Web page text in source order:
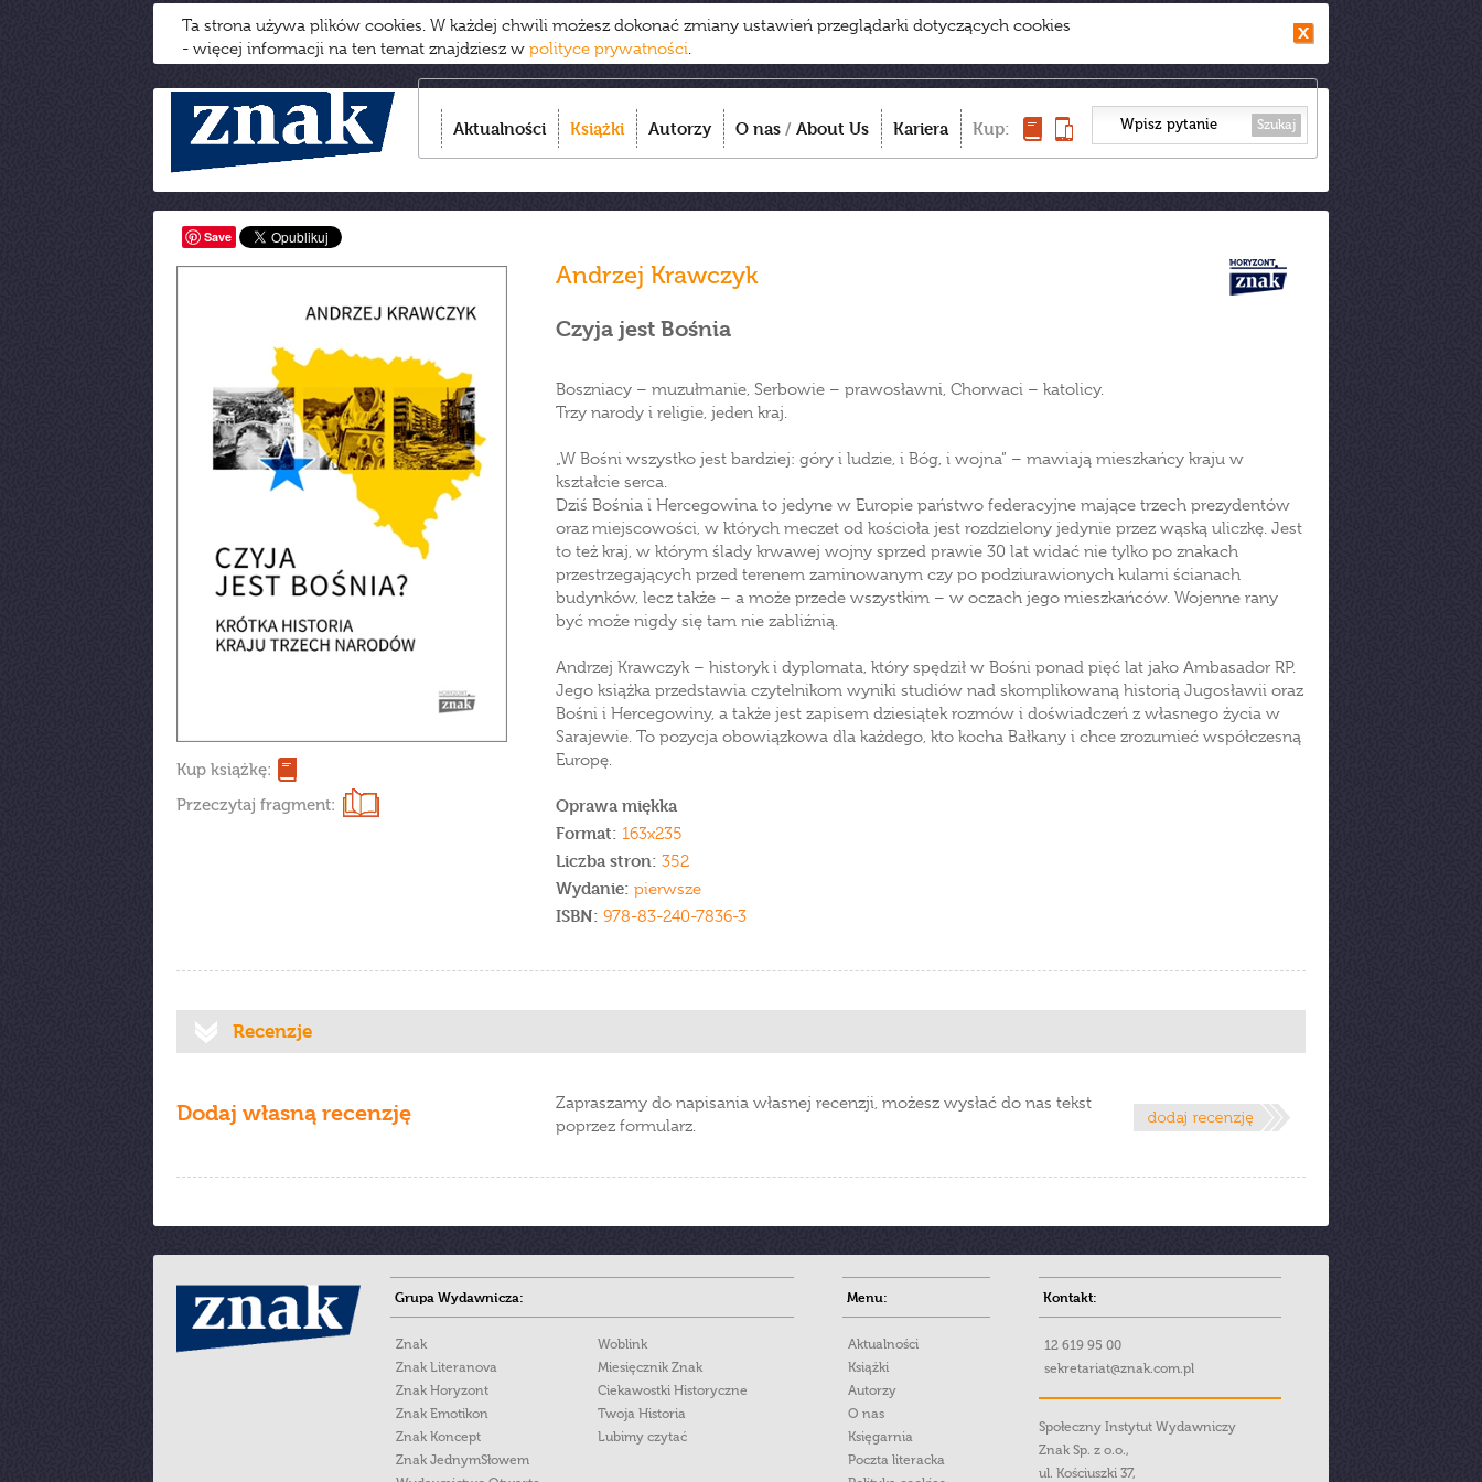
Ta strona używa plików cookies. W każdej chwili możesz dokonać zmiany ustawień przeglądarki dotyczących cookies
- więcej informacji na ten temat znajdziesz w polityce prywatności.
Aktualności Książki Autorzy O nas / About Us Kariera Kup: Szukaj
Save
Kup książkę:
Przeczytaj fragment:
Andrzej Krawczyk
Czyja jest Bośnia
Boszniacy – muzułmanie, Serbowie – prawosławni, Chorwaci – katolicy.
Trzy narody i religie, jeden kraj.
„W Bośni wszystko jest bardziej: góry i ludzie, i Bóg, i wojna” – mawiają mieszkańcy kraju w
kształcie serca.
Dziś Bośnia i Hercegowina to jedyne w Europie państwo federacyjne mające trzech prezydentów
oraz miejscowości, w których meczet od kościoła jest rozdzielony jedynie przez wąską uliczkę. Jest
to też kraj, w którym ślady krwawej wojny sprzed prawie 30 lat widać nie tylko po znakach
przestrzegających przed terenem zaminowanym czy po podziurawionych kulami ścianach
budynków, lecz także – a może przede wszystkim – w oczach jego mieszkańców. Wojenne rany
być może nigdy się tam nie zabliźnią.
Andrzej Krawczyk – historyk i dyplomata, który spędził w Bośni ponad pięć lat jako Ambasador RP.
Jego książka przedstawia czytelnikom wyniki studiów nad skomplikowaną historią Jugosławii oraz
Bośni i Hercegowiny, a także jest zapisem dziesiątek rozmów i doświadczeń z własnego życia w
Sarajewie. To pozycja obowiązkowa dla każdego, kto kocha Bałkany i chce zrozumieć współczesną
Europę.
Oprawa miękka
Format: 163x235
Liczba stron: 352
Wydanie: pierwsze
ISBN: 978-83-240-7836-3
Recenzje
Dodaj własną recenzję
Zapraszamy do napisania własnej recenzji, możesz wysłać do nas tekst
poprzez formularz.
Grupa Wydawnicza:
Znak
Znak Literanova
Znak Horyzont
Znak Emotikon
Znak Koncept
Znak JednymSłowem
Woblink
Miesięcznik Znak
Ciekawostki Historyczne
Twoja Historia
Lubimy czytać
Menu:
Aktualności
Książki
Autorzy
O nas
Księgarnia
Poczta literacka
Kontakt:
12 619 95 00
sekretariat@znak.com.pl
Społeczny Instytut Wydawniczy
Znak Sp. z o.o.,
ul. Kościuszki 37,